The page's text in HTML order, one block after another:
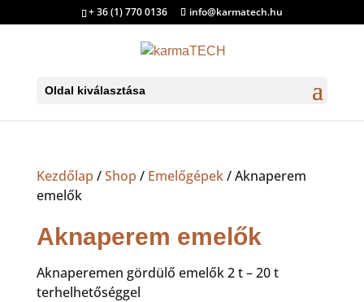
+ 36 (1) 770 0136 info@karmatech.hu
Oldal kiválasztása
Kezdőlap /Shop / Emelőgépek/ Aknaperem
emelők
Aknaperem emelők
Aknaperemen gördülő emelők 2 t – 20 t
terhelhetőséggel